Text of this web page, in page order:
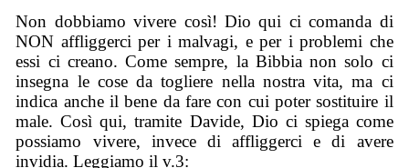
Non dobbiamo vivere così! Dio qui ci comanda di
NON affliggerci per i malvagi, e per i problemi che
essi ci creano. Come sempre, la Bibbia non solo ci
insegna le cose da togliere nella nostra vita, ma ci
indica anche il bene da fare con cui poter sostituire il
male. Così qui, tramite Davide, Dio ci spiega come
possiamo vivere, invece di affliggerci e di avere
invidia. Leggiamo il v.3: